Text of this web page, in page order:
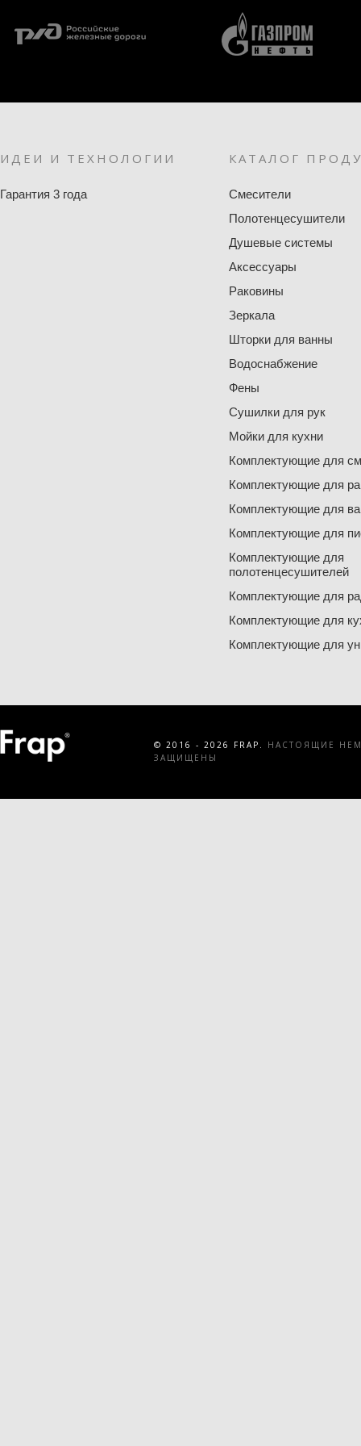
ИДЕИ И ТЕХНОЛОГИИ
Гарантия 3 года
КАТАЛОГ
Смесители
Полотенцесушители
Душевые системы
Аксессуары
Раковины
Зеркала
Шторки для ванны
Водоснабжение
Фены
Сушилки для рук
Мойки для кухни
Комплектующие для
Комплектующие для
Комплектующие для
Комплектующие для
Комплектующие для
полотенцесушителей
Комплектующие для
Комплектующие для
Комплектующие для
© 2016 - 2026 FRAP.
НАСТОЯЩИЕ
ЗАЩИЩЕНЫ